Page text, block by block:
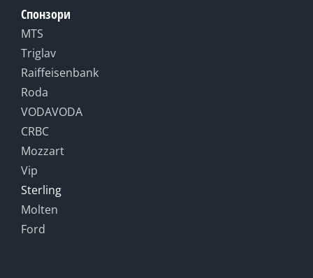
Спонзори
MTS
Triglav
Raiffeisenbank
Roda
VODAVODA
CRBC
Mozzart
Vip
Sterling
Molten
Ford